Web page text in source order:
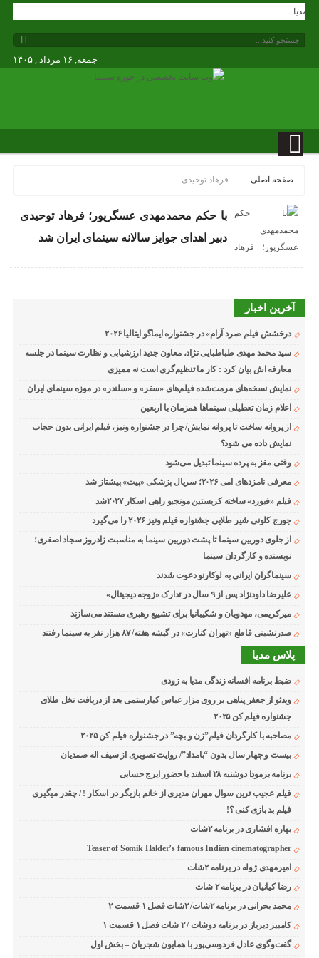
مدیا
جمعه, ۱۶ مرداد , ۱۴۰۵
صفحه اصلی فرهاد توحیدی
با حکم محمدمهدی عسگرپور؛ فرهاد توحیدی
دبیر اهدای جوایز سالانه سینمای ایران شد
آخرین اخبار
درخشش فیلم «مرد آرام» در جشنواره ایماگو ایتالیا ۲۰۲۶
سید محمد مهدی طباطبایی نژاد، معاون جدید ارزشیابی و نظارت سینما در جلسه
معارفه اش بیان کرد : کار ما تنظیم‌گری است نه ممیزی
نمایش نسخه‌های مرمت‌شده فیلم‌های «سفر» و «سلندر» در موزه سینمای ایران
اعلام زمان تعطیلی سینماها همزمان با اربعین
از پروانه ساخت تا پروانه نمایش/ چرا در جشنواره ونیز، فیلم ایرانی بدون حجاب
نمایش داده می شود؟
وقتی مغز به پرده سینما تبدیل می‌شود
معرفی نامزدهای امی ۲۰۲۶؛ سریال پزشکی «پیت» پیشتاز شد
فیلم «فیورد» ساخته کریستین مونجیو راهی اسکار ۲۰۲۷شد
جورج کلونی شیر طلایی جشنواره فیلم ونیز ۲۰۲۶ را می‌گیرد
از جلوی دوربین سینما تا پشت دوربین سینما به مناسبت زادروز سجاد اصغری؛
نویسنده و کارگردان سینما
سینماگران ایرانی به لوکارنو دعوت شدند
علیرضا داودنژاد پس از ۹ سال در تدارک «زوجه دیجیتال»
میرکریمی، مهدویان و شکیبانیا برای تشییع رهبری مستند می‌سازند
صدرنشینی قاطع «تهران کنارت» در گیشه هفته/ ۸۷ هزار نفر به سینما رفتند
پلاس مدیا
ضبط برنامه افسانه زندگی مدیا به زودی
ویدئو از جعفر پناهی بر روی مزار عباس کیارستمی بعد از دریافت نخل طلای
جشنواره فیلم کن ۲۰۲۵
مصاحبه با کارگردان فیلم”زن و بچه” در جشنواره فیلم کن ۲۰۲۵
بیست و چهار سال بدون “بامداد”/ روایت تصویری از سیف اله صمدیان
برنامه برمودا دوشنبه ۲۸ اسفند با حضور ایرج حسابی
فیلم عجیب ترین سوال مهران مدیری از خانم بازیگر در اسکار ! / چقدر میگیری
فیلم بد بازی کنی ؟!
بهاره افشاری در برنامه ۲شات
Teaser of Somik Halder’s famous Indian cinematographer
امیرمهدی ژوله در برنامه ۲شات
رضا کیانیان در برنامه ۲ شات
محمد بحرانی در برنامه ۲شات/ ۲شات فصل ۱ قسمت ۲
کامبیز دیرباز در برنامه دوشات / ۲ شات فصل ۱ قسمت ۱
گفت‌وگوی عادل فردوسی‌پور با همایون شجریان – بخش اول